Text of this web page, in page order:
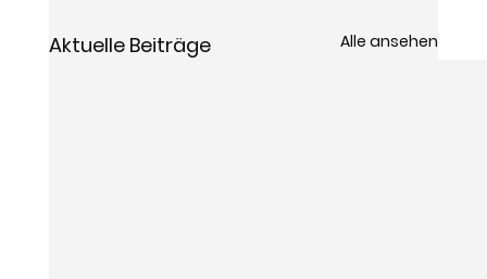
Aktuelle Beiträge Alle ansehen